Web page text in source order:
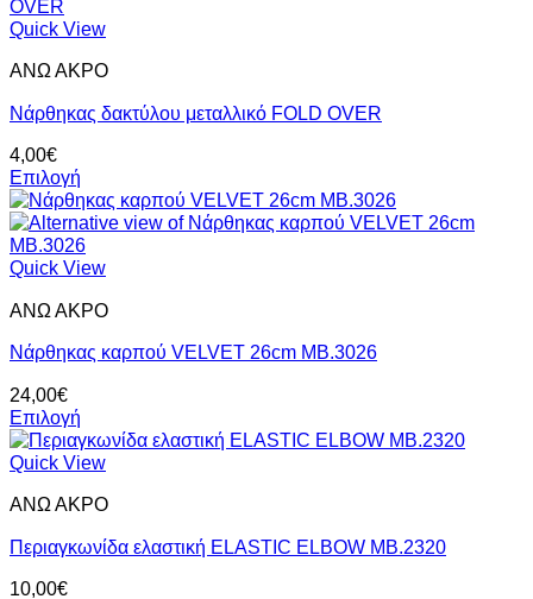
προϊόν
έχει
παραλλαγές.
επιλογές
να
επιλεγούν
στη
σελίδα
του
προϊόντος
Quick View
ΑΝΩ ΑΚΡΟ
Νάρθηκας δακτύλου μεταλλικό FOLD OVER
4,00€
Επιλογή
Αυτό
το
προϊόν
έχει
παραλλαγές.
επιλογές
να
επιλεγούν
στη
σελίδα
του
προϊόντος
Quick View
ΑΝΩ ΑΚΡΟ
Νάρθηκας καρπού VELVET 26cm MB.3026
24,00€
Επιλογή
Αυτό
το
έχει
παραλλαγές.
Quick View
ΑΝΩ ΑΚΡΟ
Περιαγκωνίδα ελαστική ELASTIC ELBOW MB.2320
10,00€